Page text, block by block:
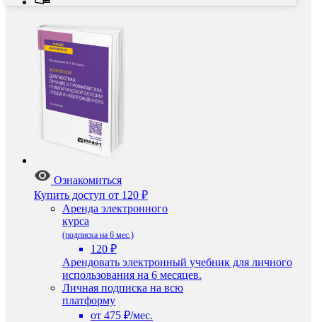
Ознакомиться
Купить доступ от 120 ₽
Аренда электронного
курса
(подписка на 6 мес.)
120 ₽
Арендовать электронный учебник для личного
использования на 6 месяцев.
Личная подписка на всю
платформу
от 475 ₽/мес.